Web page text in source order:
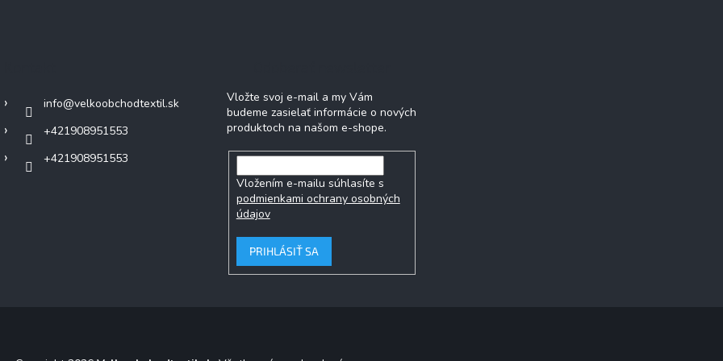
info@velkoobchodtextil.sk
+421908951553
+421908951553
Vložte svoj e-mail a my Vám
budeme zasielať informácie o nových
produktoch na našom e-shope.
Vložením e-mailu súhlasíte s
podmienkami ochrany osobných
údajov
PRIHLÁSIŤ SA